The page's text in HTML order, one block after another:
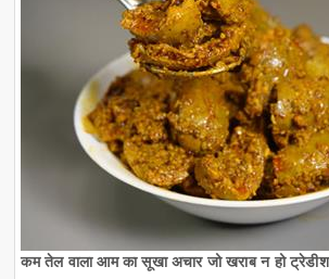
कम तेल वाला आम का सूखा अचार जो खराब न हो